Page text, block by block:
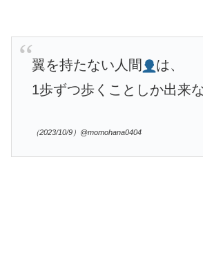
翼を持たない人間
は、
1歩ずつ歩くことしか出来
（2023/10/9）@momohana0404